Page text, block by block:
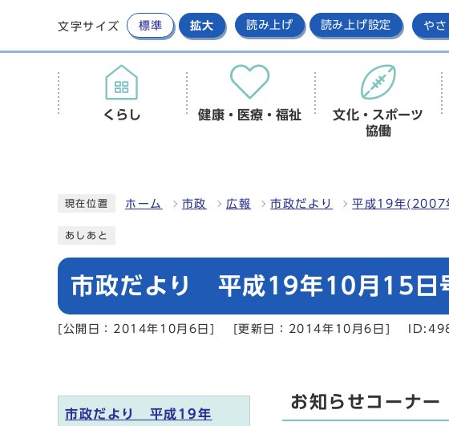
文字サイズ 標準 拡大 読み上げ 読み上げ設定 や
くらし 健康・医療・福祉
文化・スポーツ
協働
現在位置 ホーム 市政 広報 市政だより 平成19年(2007
あしあと
市政だより 平成19年10月15日
[公開日：2014年10月6日] [更新日：2014年10月6日]
お知らせコーナ
市政だより 平成19年